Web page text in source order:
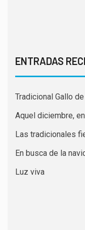
ENTRADAS
Tradicional Gallo
Aquel diciembre,
Las tradicionales
En busca de la
Luz viva